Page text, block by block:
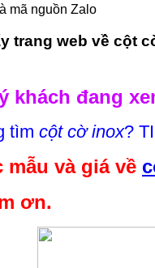
mã nguồn Zalo
trang web về cột
khách đang
tìm cột cờ inox?
mẫu và giá về
ơn.